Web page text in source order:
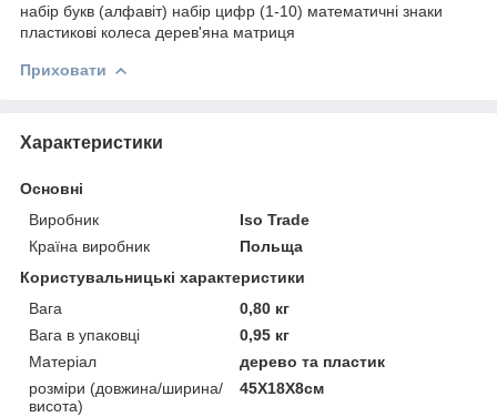
набір букв (алфавіт) набір цифр (1-10) математичні знаки
пластикові колеса дерев'яна матриця
Приховати
Характеристики
Основні
Виробник
Iso Trade
Країна виробник
Польща
Користувальницькі характеристики
Вага
0,80 кг
Вага в упаковці
0,95 кг
Матеріал
дерево та пластик
розміри (довжина/ширина/
висота)
45X18X8см